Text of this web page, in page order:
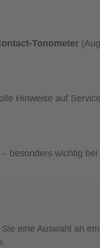
Tonometer
Hinweise auf
besonders wichtig
eine Auswahl an